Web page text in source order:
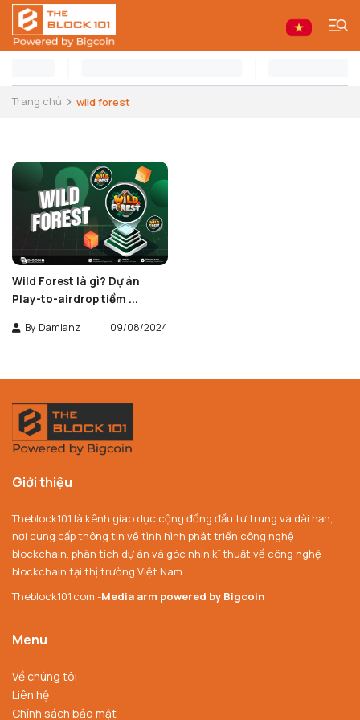
Trang chủ wild forest
Wild Forest là gì? Dự án
Play-to-airdrop tiềm ...
By Damianz 09/08/2024
Giới thiệu
Theblock101 là kênh giáo dục cộng đồng đầu tư trung và dài hạn,
nơi cung cấp thông tin về tình hình phát triển công nghệ
blockchain, phân tích dự án và góc nhìn kĩ thuật về công nghệ
blockchain tại thị trường Việt Nam.
Theblock101.com -Media arm powered by Bigcoin
Menu
Về chúng tôi
Liên hệ
Chính sách bảo mật